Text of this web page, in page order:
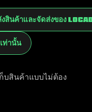
สินค้าและจัดส่งของ
ท่านั้น
บสินค้าแบบไม่ต้อง